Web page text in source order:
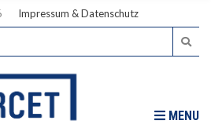
Impressum & Datenschutz
MENU